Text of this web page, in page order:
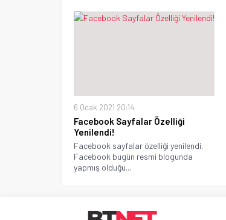
6 Ocak 2021 20:14
Facebook Sayfalar Özelliği
Yenilendi!
Facebook sayfalar özelliği yenilendi.
Facebook bugün resmi blogunda
yapmış olduğu...